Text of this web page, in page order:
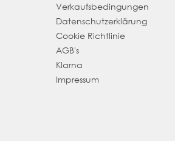
Verkaufsbedingungen
Datenschutzerklärung
Cookie Richtlinie
AGB's
Klarna
Impressum